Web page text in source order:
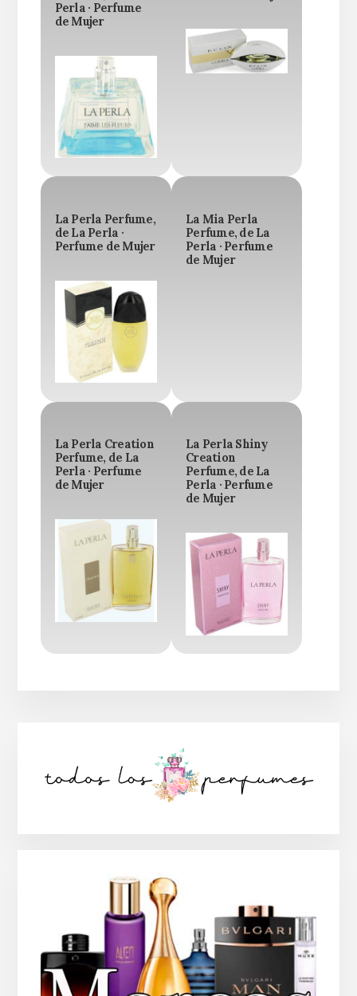
Perla · Perfume
de Mujer
La Perla Perfume,
de La Perla ·
Perfume de Mujer
La Mia Perla
Perfume, de La
Perla · Perfume
de Mujer
La Perla Creation
Perfume, de La
Perla · Perfume
de Mujer
La Perla Shiny
Creation
Perfume, de La
Perla · Perfume
de Mujer
lateral